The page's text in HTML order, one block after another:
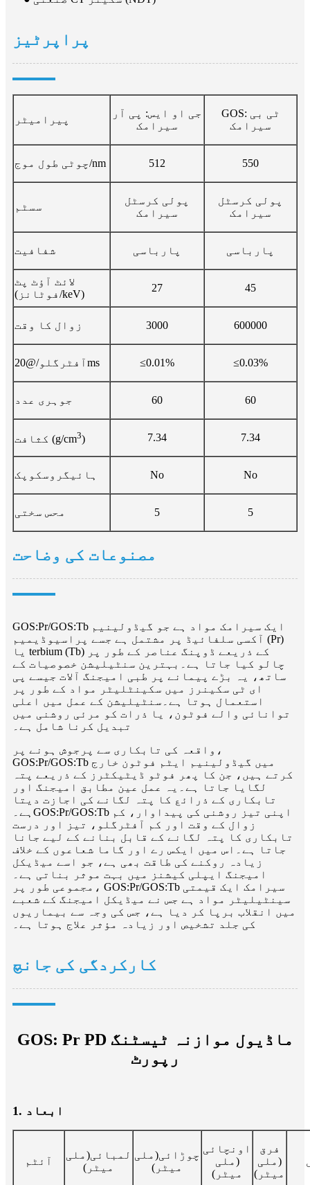
پراپرٹیز
پیرامیٹر
جی او ایس: پی آر
سیرامک
GOS: ٹی بی
سیرامک
چوٹی طول موج/nm 512 550
سسٹم
پولی کرسٹل
سیرامک
پولی کرسٹل
سیرامک
شفافیت پارباسی پارباسی
لائٹ آؤٹ پٹ
(فوٹانز/keV)
27 45
زوال کا وقت 3000 600000
آفٹرگلو/@20ms ≤0.01% ≤0.03%
جوہری عدد 60 60
کثافت (g/cm3) 7.34 7.34
ہائیگروسکوپک No No
محس سختی 5 5
مصنوعات کی وضاحت
GOS:Pr/GOS:Tb ایک سیرامک ​​مواد ہے جو گیڈولینیم
آکسی سلفائیڈ پر مشتمل ہے جسے پراسیوڈیمیم (Pr)
یا terbium (Tb) کے ذریعے ڈوپنگ عناصر کے طور پر
چالو کیا جاتا ہے۔بہترین سنٹیلیشن خصوصیات کے
ساتھ، یہ بڑے پیمانے پر طبی امیجنگ آلات جیسے پی
ای ٹی سکینرز میں سکینٹلیٹر مواد کے طور پر
استعمال ہوتا ہے۔سنٹیلیشن کے عمل میں اعلی
توانائی والے فوٹون، یا ذرات کو مرئی روشنی میں
تبدیل کرنا شامل ہے۔
واقعہ کی تابکاری سے پرجوش ہونے پر،
GOS:Pr/GOS:Tb میں گیڈولینیم ایٹم فوٹون خارج
کرتے ہیں، جن کا پھر فوٹو ڈیٹیکٹرز کے ذریعے پتہ
لگایا جاتا ہے۔یہ عمل عین مطابق امیجنگ اور
تابکاری کے ذرائع کا پتہ لگانے کی اجازت دیتا
ہے۔GOS:Pr/GOS:Tb اپنی تیز روشنی کی پیداوار، کم
زوال کے وقت اور کم آفٹرگلو، تیز اور درست
تابکاری کا پتہ لگانے کے قابل بنانے کے لیے جانا
جاتا ہے۔اس میں ایکس رے اور گاما شعاعوں کے خلاف
زیادہ روکنے کی طاقت بھی ہے، جو اسے میڈیکل
امیجنگ ایپلی کیشنز میں بہت موثر بناتی ہے۔
مجموعی طور پر، GOS:Pr/GOS:Tb سیرامک ​​ایک قیمتی
سینٹیلیٹر مواد ہے جس نے میڈیکل امیجنگ کے شعبے
میں انقلاب برپا کر دیا ہے، جس کی وجہ سے بیماریوں
کی جلد تشخیص اور زیادہ مؤثر علاج ہوتا ہے۔
کارکردگی کی جانچ
GOS: Pr PD ماڈیول موازنہ ٹیسٹنگ
رپورٹ
1. ابعاد
آئٹم
لمبائی(ملی
میٹر)
چوڑائی(ملی
میٹر)
اونچائی
(ملی
میٹر)
فرق
(ملی
میٹر)